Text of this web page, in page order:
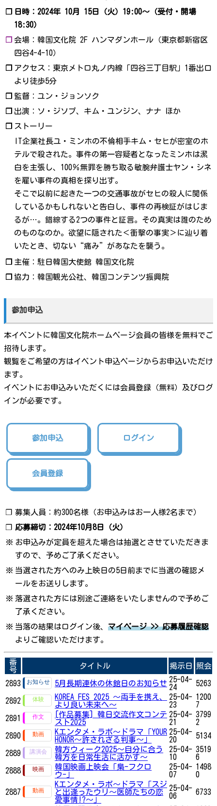
❐
日時：2024年 10月 15日（火）19:00～（受付・開場
18:30）
❐ 会場：韓国文化院 2F ハンマダンホール（東京都新宿区
四谷4-4-10）
❐ アクセス：東京メトロ丸ノ内線「四谷三丁目駅」1番出口
より徒歩5分
❐ 監督：ユン・ジョンソク
❐ 出演：ソ・ジソプ、キム・ユンジン、ナナ ほか
❐ ストーリー
IT企業社長ユ・ミンホの不倫相手キム・セヒが密室のホ
テルで殺された。事件の第一容疑者となったミンホは潔
白を主張し、100％無罪を勝ち取る敏腕弁護士ヤン・シネ
を雇い事件の真相を探り出す。
そこで以前に起きた一つの交通事故がセヒの殺人に関係
しているかもしれないと告白し、事件の再検証がはじま
るが…。錯綜する2つの事件と証言。その真実は誰のため
のものなのか。欲望に隠された＜衝撃の事実＞に辿り着
いたとき、切ない“痛み”があなたを襲う。
❐ 主催：駐日韓国大使館 韓国文化院
❐ 協力：韓国観光公社、韓国コンテンツ振興院
参加申込
本イベントに韓国文化院ホームページ会員の皆様を無料でご
招待します。
観覧をご希望の方はイベント申込ページからお申込いただけ
ます。
イベントにお申込みいただくには会員登録（無料）及びログ
インが必要です。
参加申込 ログイン
会員登録
❐ 募集人員：約300名様（お申込みはお一人様2名まで）
❐ 応募締切：2024年10月8日（火）
※ お申込みが定員を超えた場合は抽選とさせていただきま
すので、予めご了承ください。
※ 当選された方へのみ上映日の5日前までに当選の確認メ
ールをお送りします。
※ 落選された方には別途ご連絡をいたしませんので予めご
了承ください。
※ 当落の結果はログイン後、 マイページ >> 応募履歴確認
よりご確認いただけます。
番
号
タイトル 掲示日 照会
2893 5月長期連休の休館日のお知らせ 25-04-
24
5263
2892
KOREA FES 2025 ～両手を携え、
より良い未来へ～
25-04-
23
1200
7
2891
[作品募集] 韓日交流作文コンテ
スト2025
25-04-
21
3799
2
2890
Kエンタメ・ラボ～ドラマ「YOUR
HONOR～許されざる判事～」
25-04-
20
5134
2889
韓方ウィーク2025～自分に合う
韓方を日常生活に活かす～
25-04-
10
3519
6
2888
韓国映画上映会「梟-フクロ
ウ-」
25-04-
07
1498
0
2887
Kエンタメ・ラボ～ドラマ「スジ
と出逢ったウリ～医師たちの恋
愛事情!?～」
25-04-
06
6733